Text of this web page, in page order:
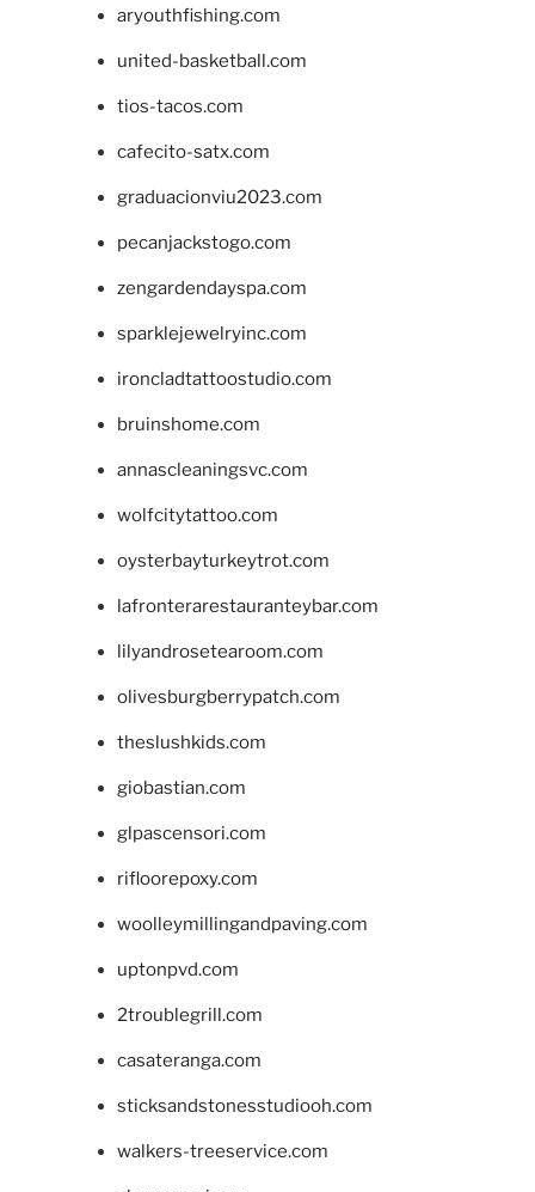
aryouthfishing.com
united-basketball.com
tios-tacos.com
cafecito-satx.com
graduacionviu2023.com
pecanjackstogo.com
zengardendayspa.com
sparklejewelryinc.com
ironcladtattoostudio.com
bruinshome.com
annascleaningsvc.com
wolfcitytattoo.com
oysterbayturkeytrot.com
lafronterarestauranteybar.com
lilyandrosetearoom.com
olivesburgberrypatch.com
theslushkids.com
giobastian.com
glpascensori.com
rifloorepoxy.com
woolleymillingandpaving.com
uptonpvd.com
2troublegrill.com
casateranga.com
sticksandstonesstudiooh.com
walkers-treeservice.com